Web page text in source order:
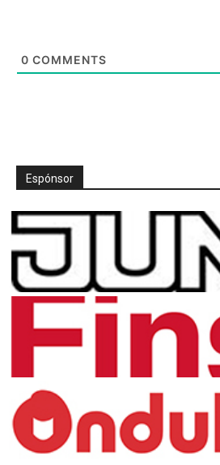
0 COMMENTS
Espónsor